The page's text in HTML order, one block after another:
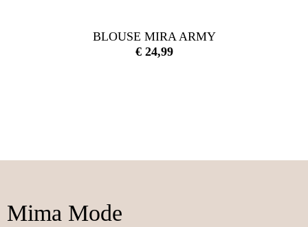
BLOUSE MIRA ARMY
€24,99
Mima Mode